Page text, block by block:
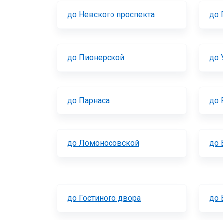
до Невского проспекта до
до Пионерской до
до Парнаса до
до Ломоносовской до
до Гостиного двора до